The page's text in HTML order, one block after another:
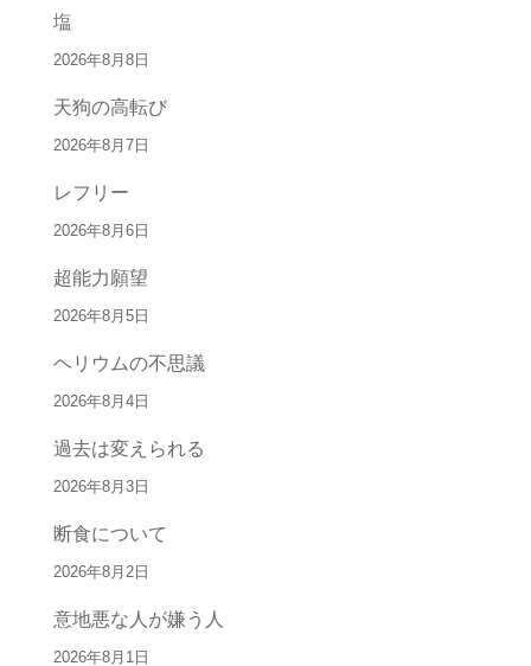
塩
2026年8月8日
天狗の高転び
2026年8月7日
レフリー
2026年8月6日
超能力願望
2026年8月5日
ヘリウムの不思議
2026年8月4日
過去は変えられる
2026年8月3日
断食について
2026年8月2日
意地悪な人が嫌う人
2026年8月1日